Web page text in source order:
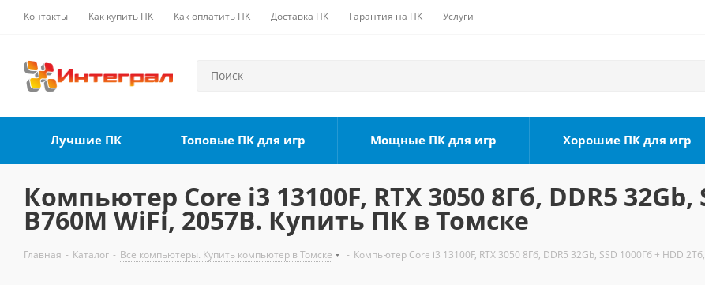
Контакты Как купить ПК Как оплатить ПК Доставка ПК Гарантия на ПК Услуги
Лучшие ПК Топовые ПК для игр Мощные ПК для игр Хорошие ПК для игр
Компьютер Core i3 13100F, RTX 3050 8Гб, DDR5 32Gb,
B760M WiFi, 2057B. Купить ПК в Томске
Главная - Каталог - Все компьютеры. Купить компьютер в Томске - Компьютер Core i3 13100F, RTX 3050 8Гб, DDR5 32Gb, SSD 1000Гб + HDD